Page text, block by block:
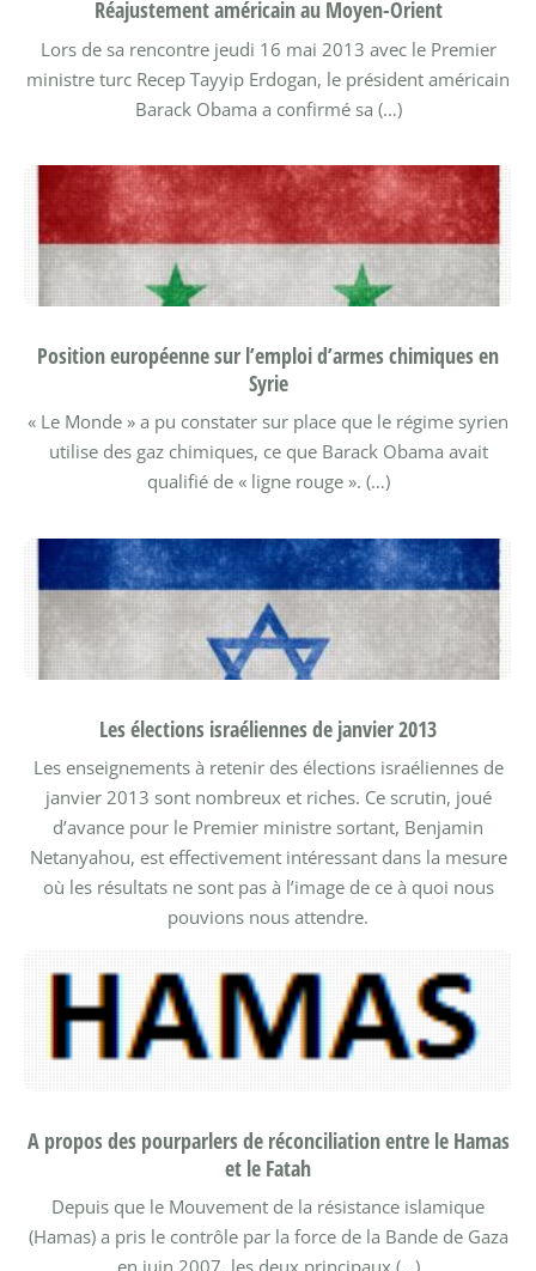
Réajustement américain au Moyen-Orient
Lors de sa rencontre jeudi 16 mai 2013 avec le Premier
ministre turc Recep Tayyip Erdogan, le président américain
Barack Obama a confirmé sa (…)
Position européenne sur l’emploi d’armes chimiques en
Syrie
« Le Monde » a pu constater sur place que le régime syrien
utilise des gaz chimiques, ce que Barack Obama avait
qualifié de « ligne rouge ». (…)
Les élections israéliennes de janvier 2013
Les enseignements à retenir des élections israéliennes de
janvier 2013 sont nombreux et riches. Ce scrutin, joué
d’avance pour le Premier ministre sortant, Benjamin
Netanyahou, est effectivement intéressant dans la mesure
où les résultats ne sont pas à l’image de ce à quoi nous
pouvions nous attendre.
A propos des pourparlers de réconciliation entre le Hamas
et le Fatah
Depuis que le Mouvement de la résistance islamique
(Hamas) a pris le contrôle par la force de la Bande de Gaza
en juin 2007, les deux principaux (…)